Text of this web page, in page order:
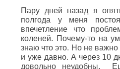
Пару дней назад я
полгода у меня
впечетление что
коленей. Почему-то на
знаю что это. Но не важно
и уже давно. А через 10
довольно неудобны.